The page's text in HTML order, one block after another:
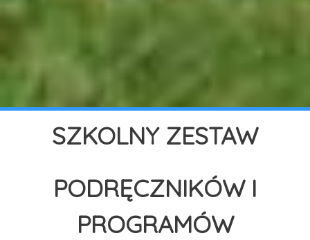
SZKOLNY ZESTAW
PODRĘCZNIKÓW I
PROGRAMÓW